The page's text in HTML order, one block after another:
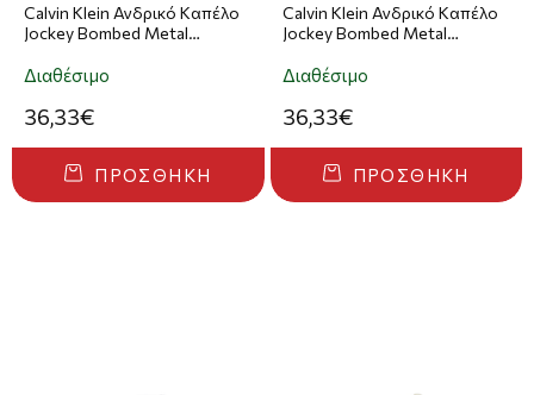
Calvin Klein Ανδρικό Καπέλο
Jockey Bombed Metal
Διαθέσιμο
36,33€
ΠΡΟΣΘΉΚΗ
Calvin Klein Ανδρικό Καπέλο
Jockey Bombed Metal
Διαθέσιμο
36,33€
ΠΡΟΣΘΉΚΗ